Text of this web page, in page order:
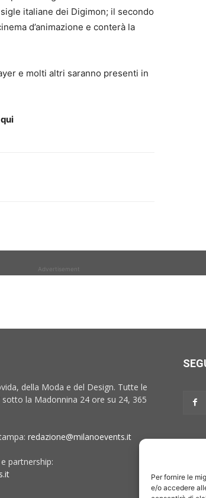
Per fornire le
e/o accedere
italiane dei Digimon; il secondo
d’animazione e conterà la
e molti altri saranno presenti in
Advertisement
della Moda e del Design. Tutte le
sotto la Madonnina 24 ore su 24, 365
redazione@milanoevents.it
partnership: